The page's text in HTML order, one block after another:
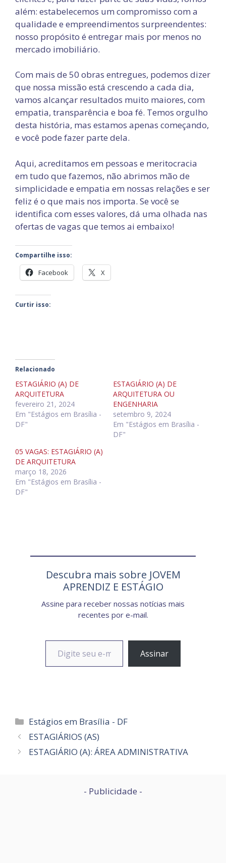
além: estabelecemos um compromisso com a
qualidade e empreendimentos surpreendentes:
nosso propósito é entregar mais por menos no
mercado imobiliário.
Com mais de 50 obras entregues, podemos dizer
que nossa missão está crescendo a cada dia,
vamos alcançar resultados muito maiores, com
empatia, transparência e boa fé. Temos orgulho
desta história, mas estamos apenas começando,
e você pode fazer parte dela.
Aqui, acreditamos em pessoas e meritocracia
em tudo que fazemos, não abrimos mão de
simplicidade e empatia em nossas relações e ser
feliz é o que mais nos importa. Se você se
identifica com esses valores, dá uma olhada nas
ofertas de vagas que temos ai embaixo!
Compartilhe isso:
Facebook X
Curtir isso:
Relacionado
ESTAGIÁRIO (A) DE
ARQUITETURA
fevereiro 21, 2024
Em "Estágios em Brasília -
DF"
ESTAGIÁRIO (A) DE
ARQUITETURA OU
ENGENHARIA
setembro 9, 2024
Em "Estágios em Brasília -
DF"
05 VAGAS: ESTAGIÁRIO (A)
DE ARQUITETURA
março 18, 2026
Em "Estágios em Brasília -
DF"
Descubra mais sobre JOVEM
APRENDIZ E ESTÁGIO
Assine para receber nossas notícias mais
recentes por e-mail.
Digite seu e-mail…
Assinar
Categorias
Estágios em Brasília - DF
ESTAGIÁRIOS (AS)
ESTAGIÁRIO (A): ÁREA ADMINISTRATIVA
- Publicidade -